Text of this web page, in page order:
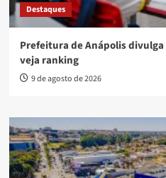
Destaques
Prefeitura de Anápolis
veja ranking
9 de agosto de 2026